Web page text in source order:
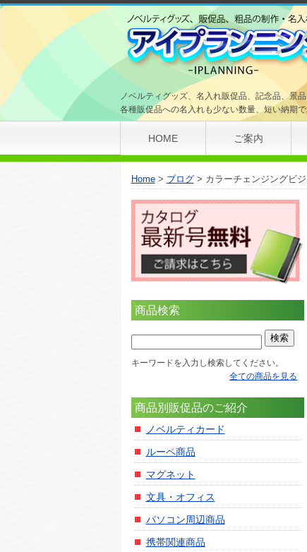
ノベルティグッズ、名入れ販促品、記念品、景
各種販促品への名入れも少ない数量、短い納期で
HOME ご案内
Home ブログ カラーチェンジングビ
商品検索
キーワードを入力し検索してください。
全ての商品を見る
商品別販促品のご紹介
ノベルティカード
ルーペ商品
マグネット
文具・オフィス
パソコン周辺商品
携帯関連商品